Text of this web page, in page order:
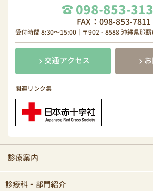
098-853-
FAX：098-853-7811
受付時間 8:30～15:00｜〒902‐8588 沖縄県那覇
交通アクセス
関連リンク集
診療案内
診療科・部門紹介